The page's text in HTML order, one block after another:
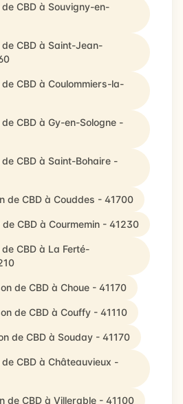
CBD à Souvigny-en-
CBD à Saint-Jean-
CBD à Coulommiers-la-
CBD à Gy-en-Sologne -
CBD à Saint-Bohaire -
de CBD à Couddes - 41700
CBD à Courmemin - 41230
CBD à La Ferté-
de CBD à Choue - 41170
de CBD à Couffy - 41110
de CBD à Souday - 41170
CBD à Châteauvieux -
de CBD à Villerable - 41100